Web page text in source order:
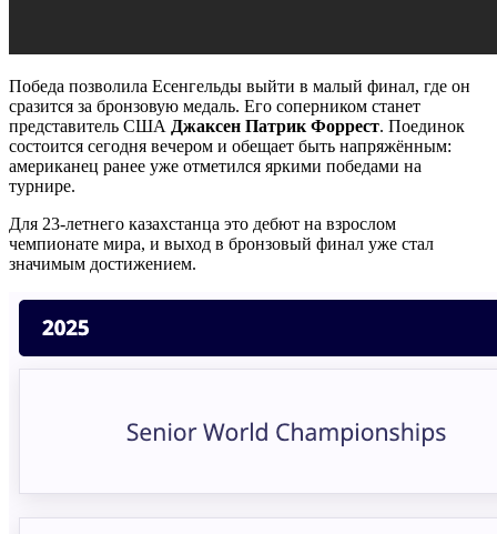
Победа позволила Есенгельды выйти в малый финал, где он
сразится за бронзовую медаль. Его соперником станет
представитель США Джаксен Патрик Форрест. Поединок
состоится сегодня вечером и обещает быть напряжённым:
американец ранее уже отметился яркими победами на
турнире.
Для 23-летнего казахстанца это дебют на взрослом
чемпионате мира, и выход в бронзовый финал уже стал
значимым достижением.